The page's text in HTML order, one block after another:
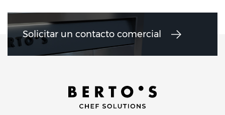
Solicitar un contacto comercial